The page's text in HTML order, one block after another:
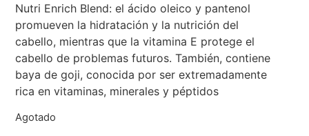
Nutri Enrich Blend: el ácido oleico y pantenol
promueven la hidratación y la nutrición del
cabello, mientras que la vitamina E protege el
cabello de problemas futuros. También, contiene
baya de goji, conocida por ser extremadamente
rica en vitaminas, minerales y péptidos
Agotado